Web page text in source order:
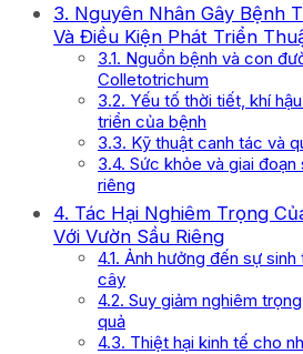
3. Nguyên Nhân Gây Bệnh
Và Điều Kiện Phát Triển
3.1. Nguồn bệnh và con
Colletotrichum
3.2. Yếu tố thời tiết, khí
triển của bệnh
3.3. Kỹ thuật canh tác và
3.4. Sức khỏe và giai
riêng
4. Tác Hại Nghiêm Trọng
Với Vườn Sầu Riêng
4.1. Ảnh hưởng đến sự
cây
4.2. Suy giảm nghiêm
quả
4.3. Thiệt hại kinh tế cho